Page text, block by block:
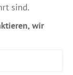
sind.
wir